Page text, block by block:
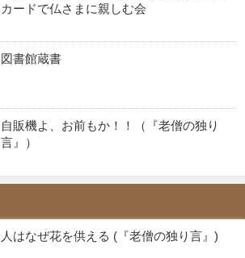
カードで仏さまに親しむ会
図書館蔵書
自販機よ、お前もか！！️（『老僧の独り
言』）
人はなぜ花を供える (『老僧の独り言』)